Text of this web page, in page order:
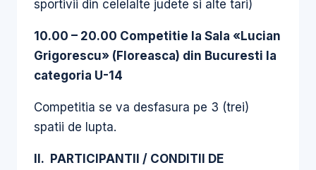
sportivii din celelalte judete si alte tari)
10.00 – 20.00 Competitie la Sala «Lucian
Grigorescu» (Floreasca) din Bucuresti la
categoria U-14
Competitia se va desfasura pe 3 (trei)
spatii de lupta.
II. PARTICIPANTII / CONDITII DE